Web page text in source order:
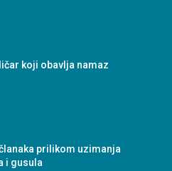
koji obavlja namaz
prilikom uzimanja
i gusula